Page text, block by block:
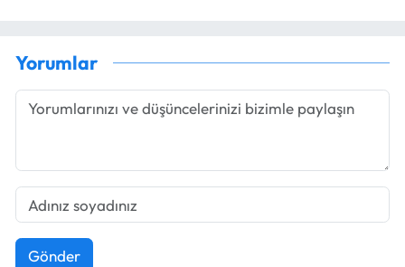
Yorumlar
Gönder